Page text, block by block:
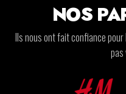
NOS
Ils nous ont fait confiance
pas